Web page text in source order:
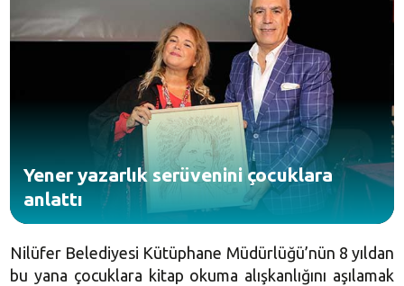
Yener yazarlık serüvenini çocuklara
anlattı
Nilüfer Belediyesi Kütüphane Müdürlüğü’nün 8 yıldan
bu yana çocuklara kitap okuma alışkanlığını aşılamak